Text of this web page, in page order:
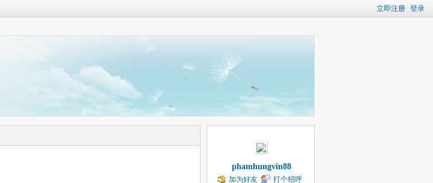
立即注册 登录
phamhungvin88
加为好友
打个招呼